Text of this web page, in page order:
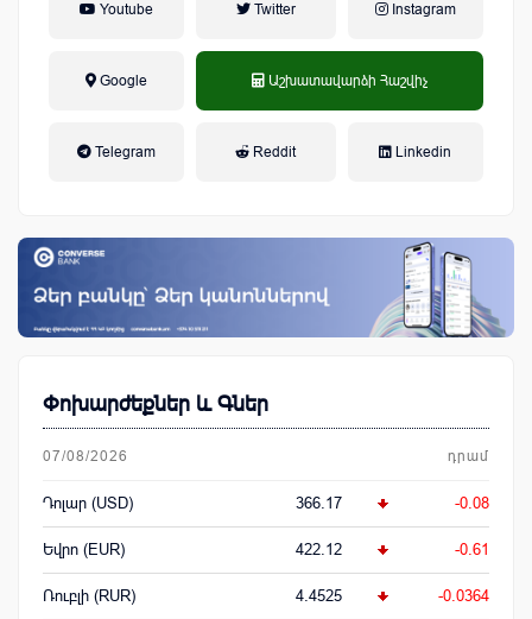
Youtube Twitter Instagram
Google Աշխատավարձի Հաշվիչ
Telegram Reddit Linkedin
Փոխարժեքներ և Գներ
07/08/2026 դրամ
Դոլար (USD) 366.17 -0.08
Եվրո (EUR) 422.12 -0.61
Ռուբլի (RUR) 4.4525 -0.0364